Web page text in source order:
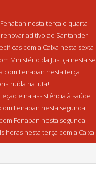
nesta terça e quarta
aditivo ao Santander
com a Caixa nesta sexta
Ministério da Justiça nesta
com Fenaban nesta terça
na luta!
e na assistência à saúde
Fenaban nesta segunda
Fenaban nesta segunda
horas nesta terça com a Caixa